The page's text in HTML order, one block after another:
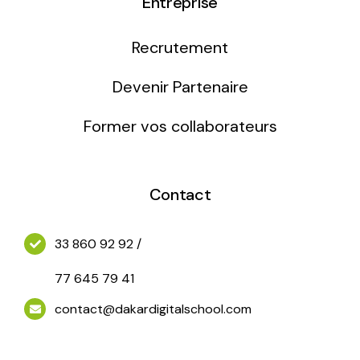
Motion design/Vidéo
Jeux Vidéos
Recrutement
Devenir Partenaire
Former vos collaborateurs
Contact
33 860 92 92 /
77 645 79 41
contact@dakardigitalschool.com